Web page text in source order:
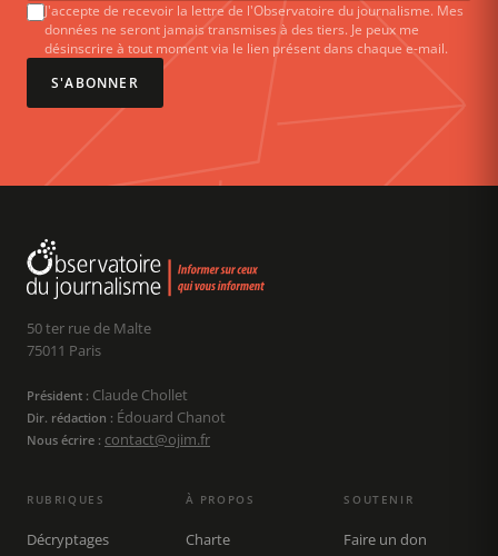
J'accepte de recevoir la lettre de l'Observatoire du journalisme. Mes
données ne seront jamais transmises à des tiers. Je peux me
désinscrire à tout moment via le lien présent dans chaque e-mail.
S'ABONNER
50 ter rue de Malte
75011 Paris
Président : Claude Chollet
Dir. rédaction : Édouard Chanot
Nous écrire : contact@ojim.fr
RUBRIQUES
Décryptages
À PROPOS
Charte
SOUTENIR
Faire un don